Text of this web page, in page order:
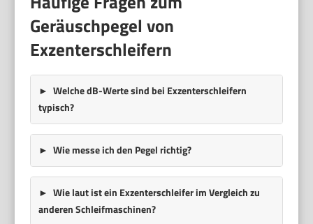
Geräuschpegel von
Exzenterschleifern
Welche dB-Werte sind bei Exzenterschleifern
typisch?
Wie messe ich den Pegel richtig?
Wie laut ist ein Exzenterschleifer im Vergleich zu
anderen Schleifmaschinen?